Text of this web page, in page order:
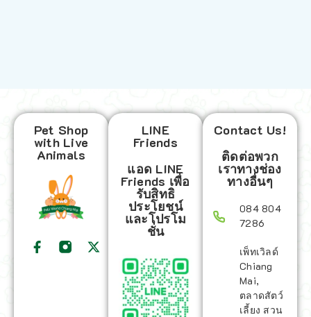
Pet Shop
with Live
Animals
LINE
Friends
แอด LINE
Friends เพื่อ
รับสิทธิ
ประโยชน์
และโปรโม
ชั่น
Contact Us!
ติดต่อพวก
เราทางช่อง
ทางอื่นๆ
084 804
7286
เพ็ทเวิลด์
Chiang
Mai,
ตลาดสัตว์
เลี้ยง สวน